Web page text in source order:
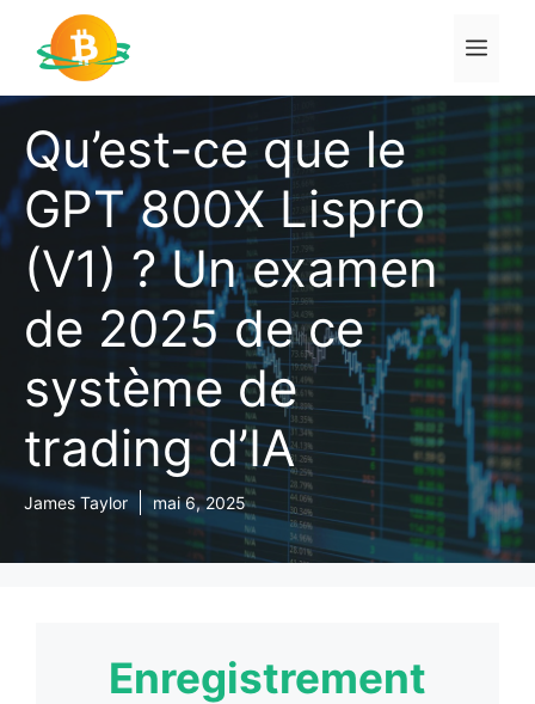
contenu
Qu’est-ce que le
GPT 800X Lispro
(V1) ? Un examen
de 2025 de ce
système de
trading d’IA
James Taylor mai 6, 2025
Enregistrement